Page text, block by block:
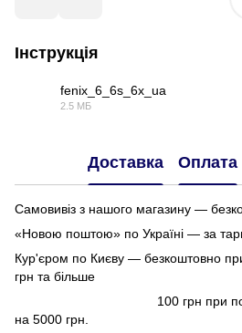
Інструкція
fenix_6_6s_6x_ua
2.5 МБ
Доставка Оплата
Самовивіз з нашого магазину —
«Новою поштою» по Україні — за
Кур'єром по Києву — безкоштовно
грн та більше
100 грн при покупці
на 5000 грн.